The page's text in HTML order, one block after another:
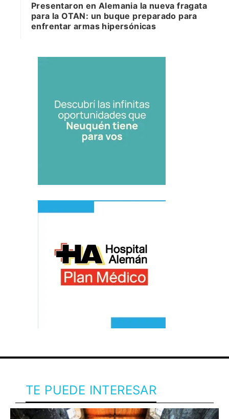
Presentaron en Alemania la nueva fragata
para la OTAN: un buque preparado para
enfrentar armas hipersónicas
TE PUEDE INTERESAR